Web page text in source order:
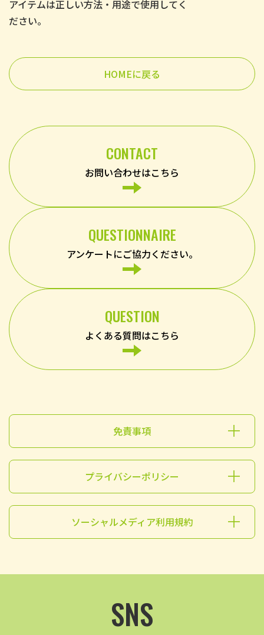
アイテムは正しい方法・用途で使用してく
ださい。
HOMEに戻る
CONTACT
お問い合わせはこちら
QUESTIONNAIRE
アンケートにご協力ください。
QUESTION
よくある質問はこちら
免責事項
プライバシーポリシー
ソーシャルメディア利用規約
SNS